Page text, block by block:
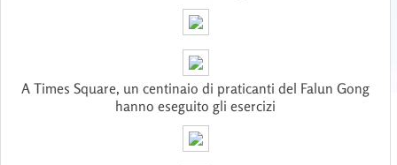
A Times Square, un centinaio di praticanti del Falun Gong
hanno eseguito gli esercizi